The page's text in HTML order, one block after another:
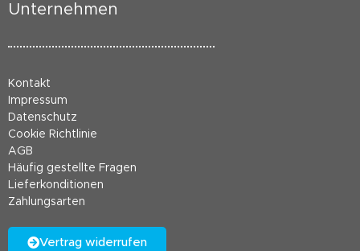
Unternehmen
Kontakt
Impressum
Datenschutz
Cookie Richtlinie
AGB
Häufig gestellte Fragen
Lieferkonditionen
Zahlungsarten
Vertrag widerrufen